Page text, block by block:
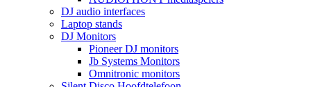
DJ audio interfaces
Laptop stands
DJ Monitors
Pioneer DJ monitors
Jb Systems Monitors
Omnitronic monitors